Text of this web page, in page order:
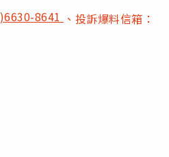
8641 、投訴爆料信箱：